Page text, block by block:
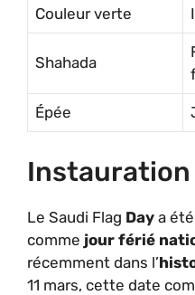
Couleur verte
Shahada
Épée
Instauration
Le Saudi Flag Day a
comme jour férié
récemment dans l’
11 mars, cette date